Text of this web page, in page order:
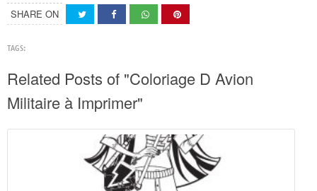
SHARE ON
TAGS:
Related Posts of "Coloriage D Avion
Militaire à Imprimer"